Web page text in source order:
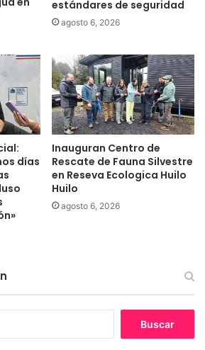
estándares de seguridad
agosto 6, 2026
días
Inauguran Centro de
Rescate de Fauna Silvestre
en Reseva Ecologica Huilo
Huilo
agosto 6, 2026